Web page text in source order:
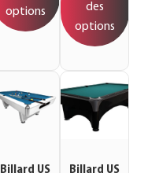
options
des
options
Billard US
Billard US